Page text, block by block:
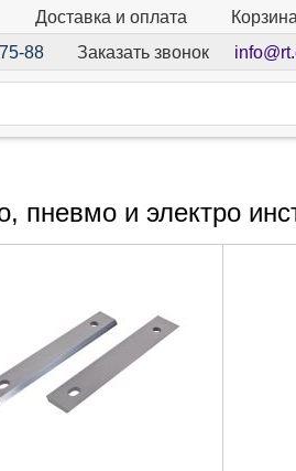
Доставка и оплата Корзина
88 Заказать звонок
пневмо и электро